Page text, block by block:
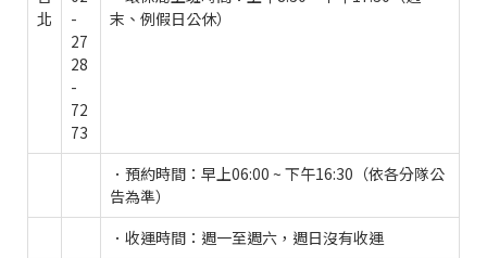
北
-
27
28
-
72
73
末、例假日公休）
．預約時間：早上06:00 ~ 下午16:30（依各分隊公
告為準）
．收運時間：週一至週六，週日沒有收運